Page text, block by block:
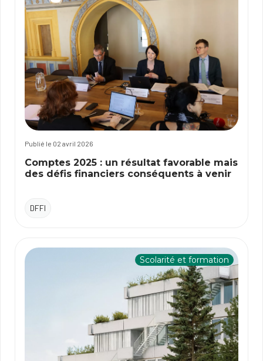
Publié le 02 avril 2026
Comptes 2025 : un résultat favorable mais
des défis financiers conséquents à venir
DFFI
Scolarité et formation